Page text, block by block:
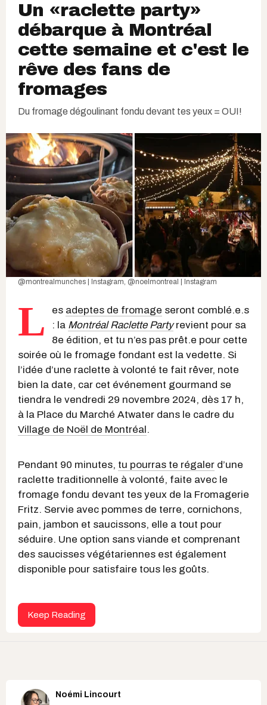
Un «raclette party»
débarque à Montréal
cette semaine et c'est le
rêve des fans de
fromages
Du fromage dégoulinant fondu devant tes yeux = OUI!
@montrealmunches | Instagram, @noelmontreal | Instagram
L es adeptes de fromage seront comblé.e.s
: la Montréal Raclette Partyrevient pour sa
8e édition, et tu n’es pas prêt.e pour cette
soirée où le fromage fondant est la vedette. Si
l’idée d’une raclette à volonté te fait rêver, note
bien la date, car cet événement gourmand se
tiendra le vendredi 29 novembre 2024, dès 17 h,
à la Place du Marché Atwater dans le cadre du
Village de Noël de Montréal.
Pendant 90 minutes, tu pourras te régaler d’une
raclette traditionnelle à volonté, faite avec le
fromage fondu devant tes yeux de la Fromagerie
Fritz. Servie avec pommes de terre, cornichons,
pain, jambon et saucissons, elle a tout pour
séduire. Une option sans viande et comprenant
des saucisses végétariennes est également
disponible pour satisfaire tous les goûts.
Keep Reading
Noémi Lincourt